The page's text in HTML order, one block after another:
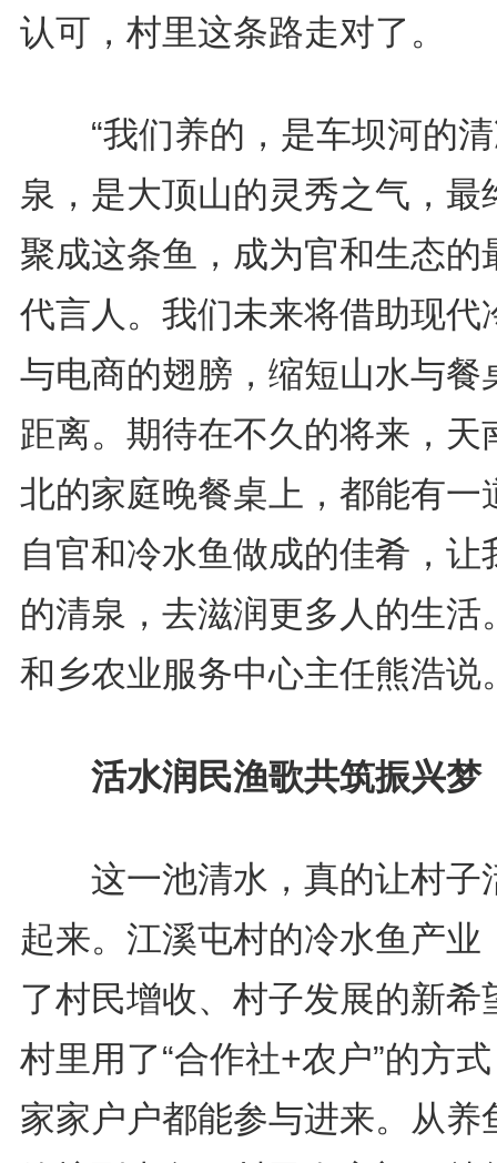
认可，村里这条路走对了。
“我们养的，是车坝河的清
泉，是大顶山的灵秀之气，最
聚成这条鱼，成为官和生态的
代言人。我们未来将借助现代
与电商的翅膀，缩短山水与餐
距离。期待在不久的将来，天
北的家庭晚餐桌上，都能有一
自官和冷水鱼做成的佳肴，让
的清泉，去滋润更多人的生活
和乡农业服务中心主任熊浩说
活水润民渔歌共筑振兴梦
这一池清水，真的让村子
起来。江溪屯村的冷水鱼产业
了村民增收、村子发展的新希
村里用了“合作社+农户”的方
家家户户都能参与进来。从养